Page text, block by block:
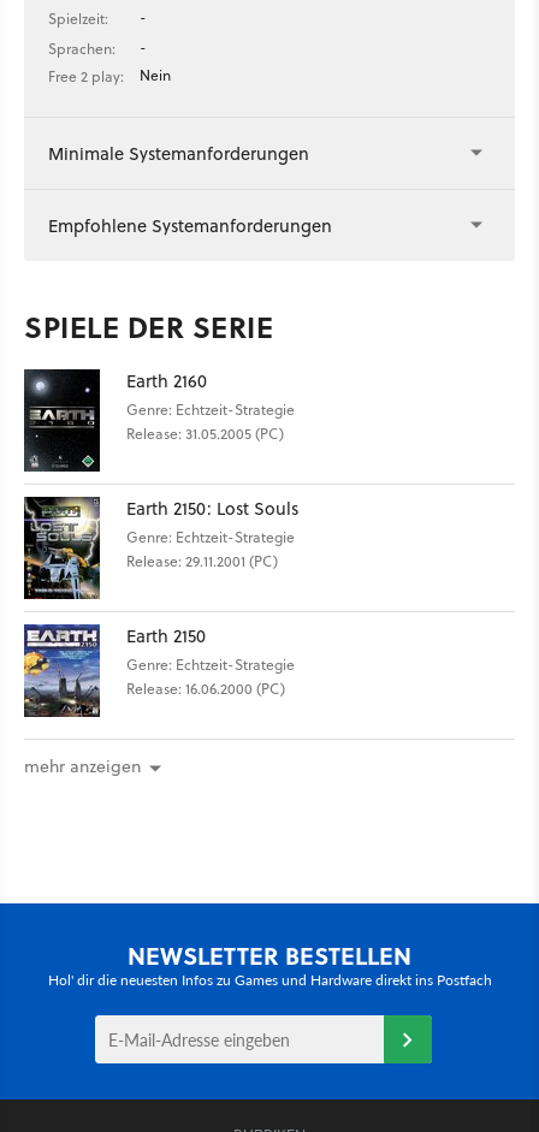
Spielzeit:
-
Sprachen:
-
Free 2 play:
Nein
Minimale Systemanforderungen
Empfohlene Systemanforderungen
SPIELE DER SERIE
Earth 2160
Genre: Echtzeit-Strategie
Release: 31.05.2005 (PC)
Earth 2150: Lost Souls
Genre: Echtzeit-Strategie
Release: 29.11.2001 (PC)
Earth 2150
Genre: Echtzeit-Strategie
Release: 16.06.2000 (PC)
mehr anzeigen
NEWSLETTER BESTELLEN
Hol' dir die neuesten Infos zu Games und Hardware direkt ins Postfach